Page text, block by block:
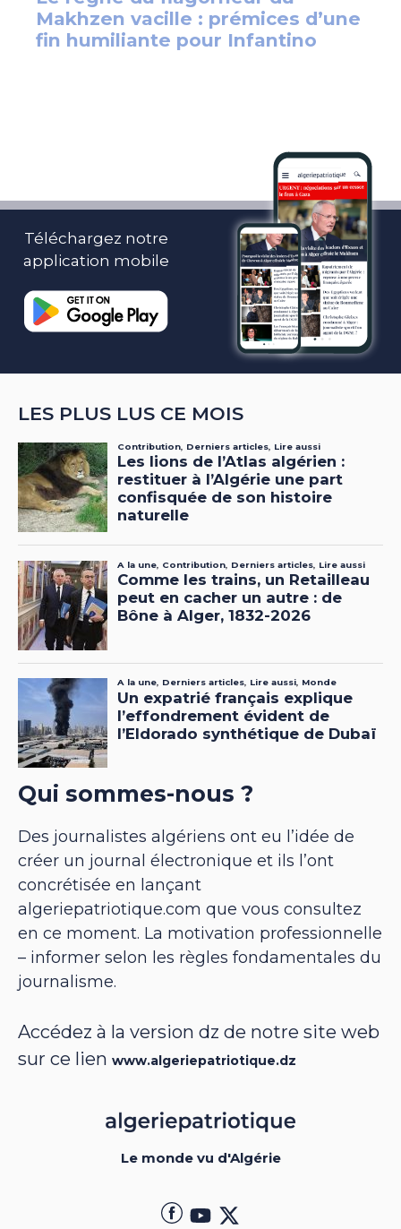
Téléchargez notre
application mobile
LES PLUS LUS CE MOIS
Qui sommes-nous ?
Des journalistes algériens ont eu l’idée de
créer un journal électronique et ils l’ont
concrétisée en lançant
algeriepatriotique.com que vous consultez
en ce moment. La motivation professionnelle
– informer selon les règles fondamentales du
journalisme.
Accédez à la version dz de notre site web
sur ce lien www.algeriepatriotique.dz
Le monde vu d'Algérie